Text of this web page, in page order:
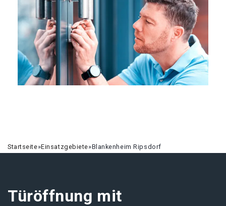
Startseite»Einsatzgebiete»Blankenheim Ripsdorf
Türöffnung mit